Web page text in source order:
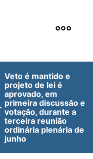
Veto é mantido e
projeto de lei é
aprovado, em
primeira discussão e
votação, durante a
terceira reunião
ordinária plenária de
junho